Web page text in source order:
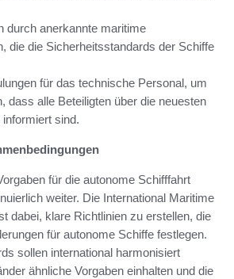
durch anerkannte maritime
die die Sicherheitsstandards der Schiffe
für das technische Personal, um
dass alle Beteiligten über die neuesten
sind.
für die autonome Schifffahrt
weiter. Die International Maritime
dabei, klare Richtlinien zu erstellen, die
für autonome Schiffe festlegen.
sollen international harmonisiert
ähnliche Vorgaben einhalten und die